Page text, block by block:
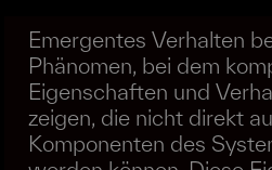
Emergentes Verhalten
Phänomen, bei dem
Eigenschaften und
zeigen, die nicht direkt
Komponenten des